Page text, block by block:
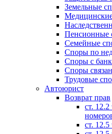
Земельные
Пенсионные
Семейные
Cпоры по
Споры с
Споры
Трудовые
Автоюрист
Возврат прав
ст.
ст.